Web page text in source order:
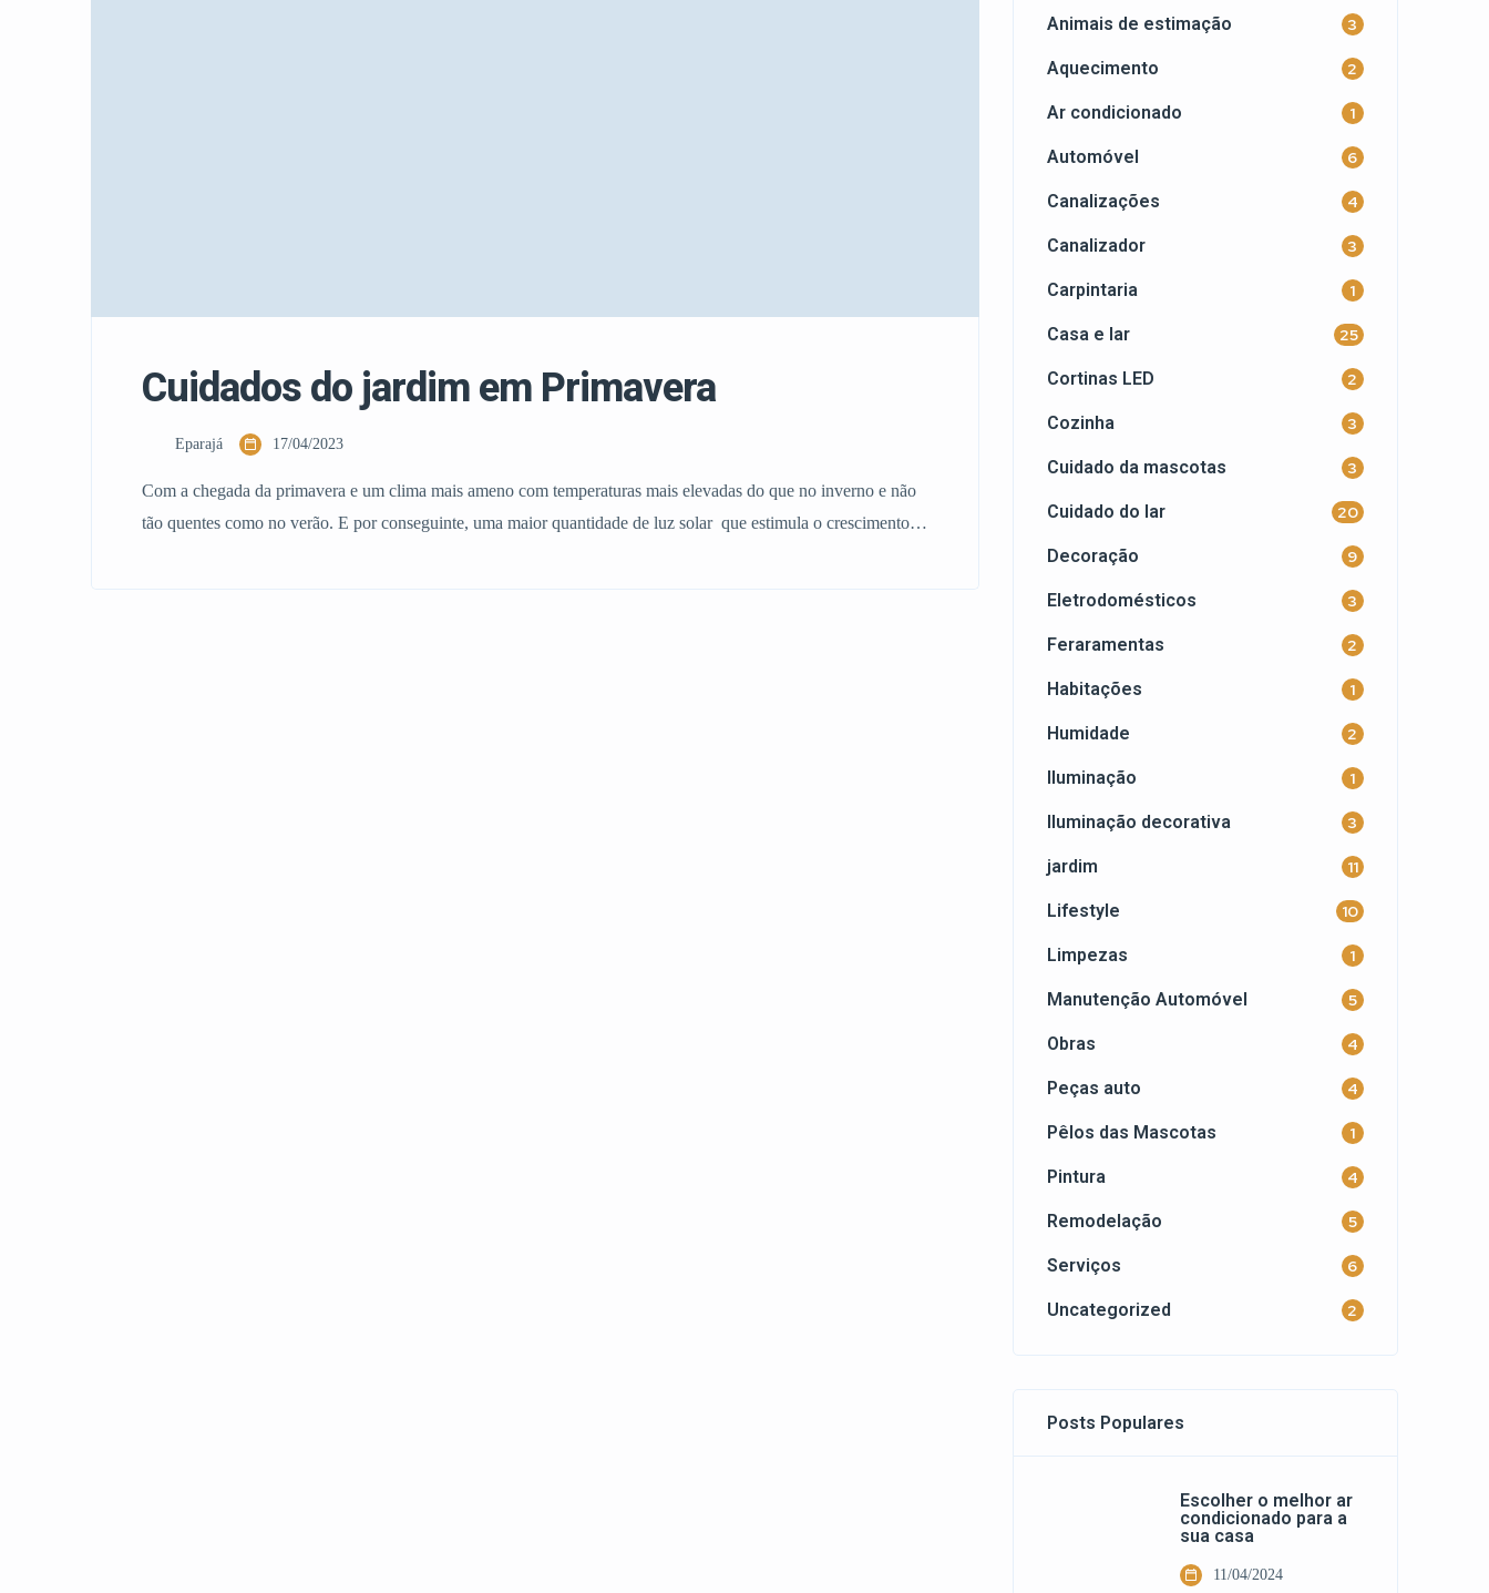
Cuidados do jardim em Primavera
Eparajá 17/04/2023
Com a chegada da primavera e um clima mais ameno com temperaturas mais elevadas do que no inverno e não
tão quentes como no verão. E por conseguinte, uma maior quantidade de luz solar que estimula o crescimento
Animais de estimação 3
Aquecimento 2
Ar condicionado 1
Automóvel 6
Canalizações 4
Canalizador 3
Carpintaria 1
Casa e lar 25
Cortinas LED 2
Cozinha 3
Cuidado da mascotas 3
Cuidado do lar 20
Decoração 9
Eletrodomésticos 3
Feraramentas 2
Habitações 1
Humidade 2
Iluminação 1
Iluminação decorativa 3
jardim 11
Lifestyle 10
Limpezas 1
Manutenção Automóvel 5
Obras 4
Peças auto 4
Pêlos das Mascotas 1
Pintura 4
Remodelação 5
Serviços 6
Uncategorized 2
Posts Populares
Escolher o melhor ar
condicionado para a
sua casa
11/04/2024